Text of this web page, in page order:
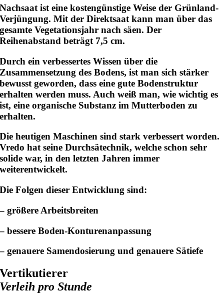
Nachsaat ist eine kostengünstige Weise der Grünland-
Verjüngung. Mit der Direktsaat kann man über das
gesamte Vegetationsjahr nach säen.Der
Reihenabstand beträgt 7,5 cm.
Durch ein verbessertes Wissen über die
Zusammensetzung des Bodens, ist man sich stärker
bewusst geworden, dass einegute Bodenstruktur
erhalten werden muss. Auch weiß man, wie wichtig es
ist, eineorganische Substanz im Mutterboden zu
erhalten.
Die heutigen Maschinen sind stark verbessert worden.
Vredo hat seine Durchsätechnik, welche schon sehr
solide war, in den letzten Jahren immer
weiterentwickelt.
Die Folgen dieser Entwicklung sind:
– größere Arbeitsbreiten
– bessere Boden-Konturenanpassung
– genauere Samendosierung und genauere Sätiefe
Vertikutierer
Verleih pro Stunde